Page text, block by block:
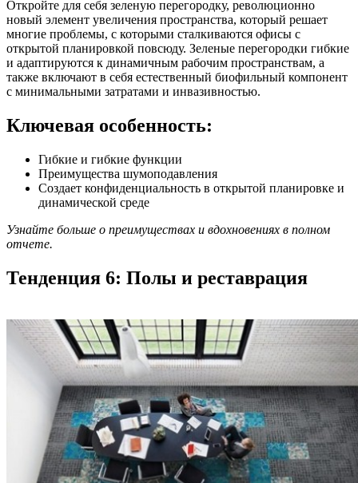
Откройте для себя зеленую перегородку, революционно
новый элемент увеличения пространства, который решает
многие проблемы, с которыми сталкиваются офисы с
открытой планировкой повсюду. Зеленые перегородки гибкие
и адаптируются к динамичным рабочим пространствам, а
также включают в себя естественный биофильный компонент
с минимальными затратами и инвазивностью.
Ключевая особенность:
Гибкие и гибкие функции
Преимущества шумоподавления
Создает конфиденциальность в открытой планировке и
динамической среде
Узнайте больше о преимуществах и вдохновениях в полном
отчете.
Тенденция 6: Полы и реставрация